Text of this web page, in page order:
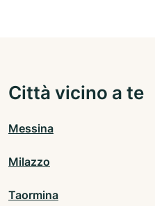
Città vicino a te
Messina
Milazzo
Taormina